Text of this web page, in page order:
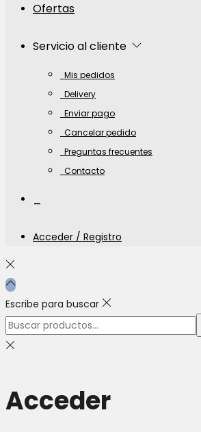
Ofertas
Servicio al cliente
Mis pedidos
Delivery
Enviar pago
Cancelar pedido
Preguntas frecuentes
Contacto
Acceder / Registro
Escribe para buscar
Búsqueda
para:>
Acceder